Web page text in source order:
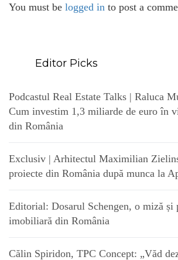
You must be logged in to post a
Editor Picks
Podcastul Real Estate Talks | Raluca
Cum investim 1,3 miliarde de euro în
din România
Exclusiv | Arhitectul Maximilian
proiecte din România după munca la
Editorial: Dosarul Schengen, o miză și
imobiliară din România
Călin Spiridon, TPC Concept: „Văd